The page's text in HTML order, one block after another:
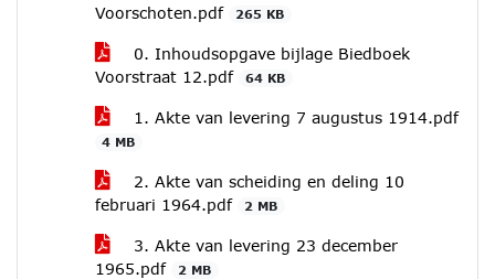
Voorschoten.pdf
265 KB
0. Inhoudsopgave bijlage Biedboek
Voorstraat 12.pdf
64 KB
1. Akte van levering 7 augustus 1914.pdf
4 MB
2. Akte van scheiding en deling 10
februari 1964.pdf
2 MB
3. Akte van levering 23 december
1965.pdf
2 MB